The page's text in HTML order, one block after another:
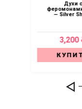
Духи с
— Silver
3,200